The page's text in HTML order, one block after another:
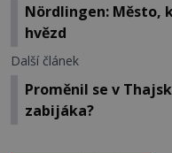
Nördlingen: Město,
hvězd
Další článek
Proměnil se v
zabijáka?